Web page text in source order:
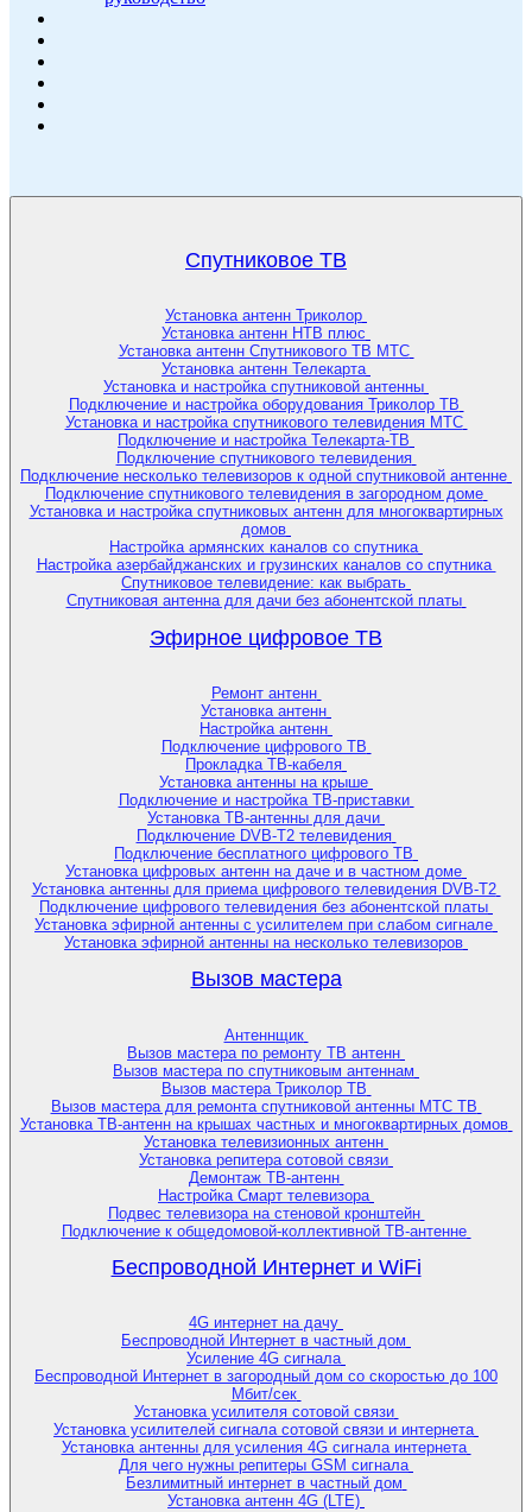
Спутниковое ТВ
Установка антенн Триколор
Установка антенн НТВ плюс
Установка антенн Спутникового ТВ МТС
Установка антенн Телекарта
Установка и настройка спутниковой антенны
Подключение и настройка оборудования Триколор ТВ
Установка и настройка спутникового телевидения МТС
Подключение и настройка Телекарта-ТВ
Подключение спутникового телевидения
Подключение несколько телевизоров к одной спутниковой антенне
Подключение спутникового телевидения в загородном доме
Установка и настройка спутниковых антенн для многоквартирных
домов
Настройка армянских каналов со спутника
Настройка азербайджанских и грузинских каналов со спутника
Спутниковое телевидение: как выбрать
Спутниковая антенна для дачи без абонентской платы
Эфирное цифровое ТВ
Ремонт антенн
Установка антенн
Настройка антенн
Подключение цифрового ТВ
Прокладка ТВ-кабеля
Установка антенны на крыше
Подключение и настройка ТВ-приставки
Установка ТВ-антенны для дачи
Подключение DVB-T2 телевидения
Подключение бесплатного цифрового ТВ
Установка цифровых антенн на даче и в частном доме
Установка антенны для приема цифрового телевидения DVB-T2
Подключение цифрового телевидения без абонентской платы
Установка эфирной антенны с усилителем при слабом сигнале
Установка эфирной антенны на несколько телевизоров
Вызов мастера
Антеннщик
Вызов мастера по ремонту ТВ антенн
Вызов мастера по спутниковым антеннам
Вызов мастера Триколор ТВ
Вызов мастера для ремонта спутниковой антенны МТС ТВ
Установка ТВ-антенн на крышах частных и многоквартирных домов
Установка телевизионных антенн
Установка репитера сотовой связи
Демонтаж ТВ-антенн
Настройка Смарт телевизора
Подвес телевизора на стеновой кронштейн
Подключение к общедомовой-коллективной ТВ-антенне
Беспроводной Интернет и WiFi
4G интернет на дачу
Беспроводной Интернет в частный дом
Усиление 4G сигнала
Беспроводной Интернет в загородный дом со скоростью до 100
Мбит/сек
Установка усилителя сотовой связи
Установка усилителей сигнала сотовой связи и интернета
Установка антенны для усиления 4G сигнала интернета
Для чего нужны репитеры GSM сигнала
Безлимитный интернет в частный дом
Установка антенн 4G (LTE)